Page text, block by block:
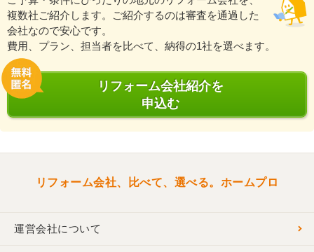
複数社ご紹介します。ご紹介するのは審査を通過した
会社なので安心です。
費用、プラン、担当者を比べて、納得の1社を選べます。
リフォーム会社紹介を
申込む
リフォーム会社、比べて、選べる。ホームプロ
運営会社について